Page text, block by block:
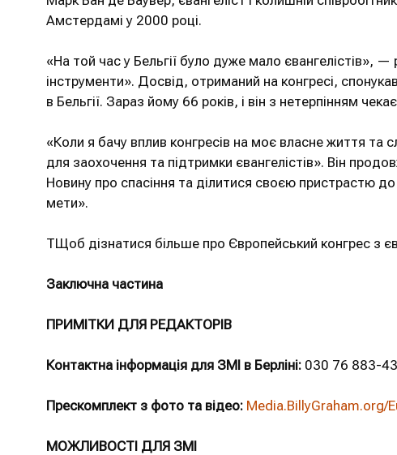
Амстердамі у 2000 році.
«На той час у Бельгії було дуже мало євангелістів»,
інструменти». Досвід, отриманий на конгресі,
в Бельгії. Зараз йому 66 років, і він з нетерпінням
«Коли я бачу вплив конгресів на моє власне життя
для заохочення та підтримки євангелістів». Він
Новину про спасіння та ділитися своєю пристрастю до
мети».
TЩоб дізнатися більше про Європейський конгрес з
Заключна частина
ПРИМІТКИ ДЛЯ РЕДАКТОРІВ
Контактна інформація для ЗМІ в Берліні: 030 76 883-
Прескомплект з фото та відео: Media.BillyGraham.org/
МОЖЛИВОСТІ ДЛЯ ЗМІ